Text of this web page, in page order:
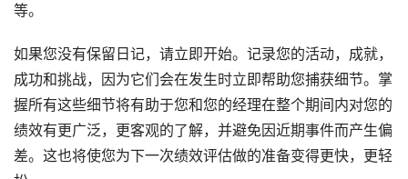
等。
如果您没有保留日记，请立即开始。记录您的活动，成就，
成功和挑战，因为它们会在发生时立即帮助您捕获细节。掌
握所有这些细节将有助于您和您的经理在整个期间内对您的
绩效有更广泛，更客观的了解，并避免因近期事件而产生偏
差。这也将使您为下一次绩效评估做的准备变得更快，更轻